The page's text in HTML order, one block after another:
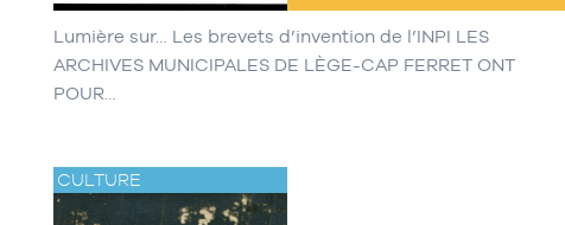
Lumière sur… Les brevets d’invention de l’INPI LES
ARCHIVES MUNICIPALES DE LÈGE-CAP FERRET ONT
POUR…
CULTURE